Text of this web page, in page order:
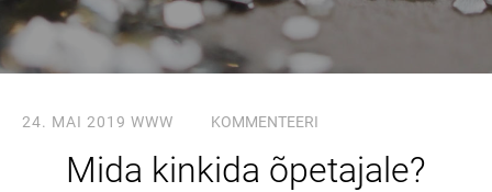
24. MAI 2019 WWW KOMMENTEERI
Mida kinkida õpetajale?